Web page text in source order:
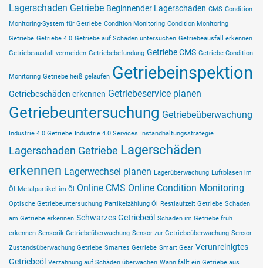
Lagerschaden Getriebe Beginnender Lagerschaden CMS Condition-
Monitoring-System für Getriebe Condition Monitoring Condition Monitoring
Getriebe Getriebe 4.0 Getriebe auf Schäden untersuchen Getriebeausfall erkennen
Getriebeausfall vermeiden Getriebebefundung Getriebe CMS Getriebe Condition
Monitoring Getriebe heiß gelaufen Getriebeinspektion
Getriebeschäden erkennen Getriebeservice planen
Getriebeuntersuchung Getriebeüberwachung
Industrie 4.0 Getriebe Industrie 4.0 Services Instandhaltungsstrategie
Lagerschaden Getriebe Lagerschäden
erkennen Lagerwechsel planen Lagerüberwachung Luftblasen im
Öl Metalpartikel im Öl Online CMS Online Condition Monitoring
Optische Getriebeuntersuchung Partikelzählung Öl Restlaufzeit Getriebe Schaden
am Getriebe erkennen Schwarzes Getriebeöl Schäden im Getriebe früh
erkennen Sensorik Getriebeüberwachung Sensor zur Getriebeüberwachung Sensor
Zustandsüberwachung Getriebe Smartes Getriebe Smart Gear Verunreinigtes
Getriebeöl Verzahnung auf Schäden überwachen Wann fällt ein Getriebe aus